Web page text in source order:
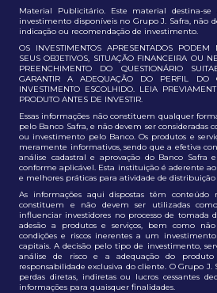
Material Publicitário. Este material destina-se
investimento disponíveis no Grupo J. Safra, não
indicação ou recomendação de investimento.
OS INVESTIMENTOS APRESENTADOS
SEUS OBJETIVOS, SITUAÇÃO FINANCEIRA OU
PREENCHIMENTO DO QUESTIONÁRIO
GARANTIR A ADEQUAÇÃO DO PERFIL DO
INVESTIMENTO ESCOLHIDO. LEIA
PRODUTO ANTES DE INVESTIR.
Essas informações não constituem qualquer
pelo Banco Safra, e não devem ser consideradas
ou investimento pelo Banco. Os produtos e
meramente informativos, sendo que a efetiva
análise cadastral e aprovação do Banco Safra
conforme aplicável. Esta instituição é aderente
e melhores práticas para atividade de
As informações aqui dispostas têm conteúdo
constituem e não devem ser utilizadas
influenciar investidores no processo de tomada
adesão a produtos e serviços, bem como
condições e riscos inerentes a um
capitais. A decisão pelo tipo de investimento,
análise de risco e a adequação do
responsabilidade exclusiva do cliente. O Grupo J.
perdas diretas, indiretas ou lucros cessantes
informações para quaisquer finalidades.